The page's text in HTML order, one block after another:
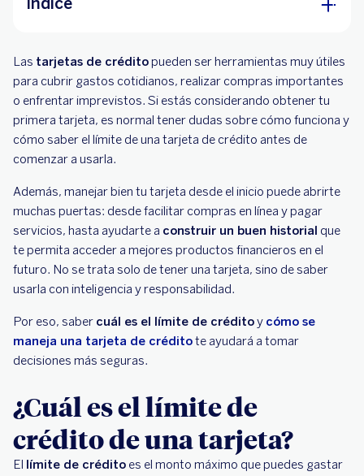
¿Cómo saber cuál es el límite de mi tarjeta de
crédito?
¿Qué factores influyen en el límite de tu
tarjeta?
Las tarjetas de créditopueden ser herramientas muy útiles
para cubrir gastos cotidianos, realizar compras importantes
o enfrentar imprevistos. Si estás considerando obtener tu
primera tarjeta, es normal tener dudas sobre cómo funciona y
cómo saber el límite de una tarjeta de crédito antes de
comenzar a usarla.
Además, manejar bien tu tarjeta desde el inicio puede abrirte
muchas puertas: desde facilitar compras en línea y pagar
servicios, hasta ayudarte a construir un buen historial que
te permita acceder a mejores productos financieros en el
futuro. No se trata solo de tener una tarjeta, sino de saber
usarla con inteligencia y responsabilidad.
Por eso, saber cuál es el límite de créditoy cómo se
maneja una tarjeta de créditote ayudará a tomar
decisiones más seguras.
¿Cuál es el límite de
crédito de una tarjeta?
El límite de crédito es el monto máximo que puedes gastar